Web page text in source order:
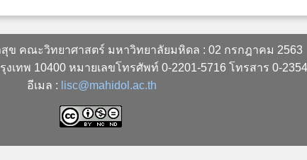
ข คณะวิทยาศาสตร์ มหาวิทยาลัยมหิดล : 02 กรกฎาคม 2563
เทพ 10400 หมายเลขโทรศัพท์ 0-2201-5716 โทรสาร 0-
อีเมล : lisc@mahidol.ac.th